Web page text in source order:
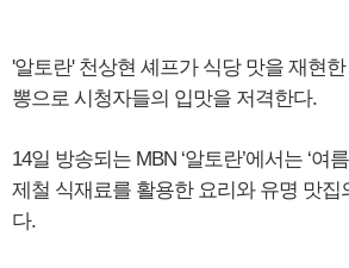
'알토란' 천상현 셰프가 식당 맛을 재현
뽕으로 시청자들의 입맛을 저격한다.
14일 방송되는 MBN ‘알토란’에서는 ‘여
제철 식재료를 활용한 요리와 유명 맛집
다.